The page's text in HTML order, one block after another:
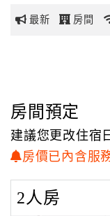
玩
地
圖
顧
務
最新 房間
房間預定
建議您更改住宿
房價已內含服
2人房